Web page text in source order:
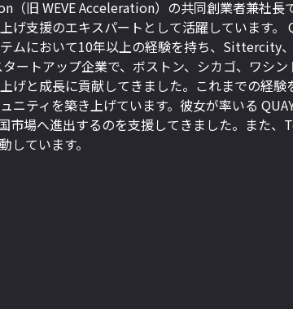
旧 WEVE Acceleration）の共同創業者兼社長
げ支援のエキスパートとして活躍しています。
ムにおいて10年以上の経験を持ち、Sittercity
ートアップ企業で、ボストン、シカゴ、ワシン
げと成長に貢献してきました。これまでの経験
ニティを築き上げています。彼女が率いる
市場へ進出するのを支援してきました。また、
しています。